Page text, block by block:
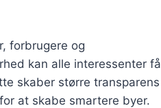
forbrugere og
kan alle interessenter få
skaber større transparens
at skabe smartere byer.